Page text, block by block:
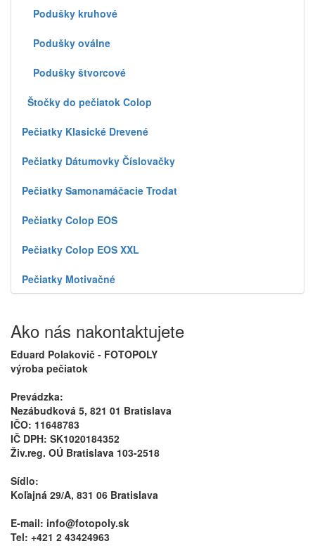
Podušky kruhové
Podušky oválne
Podušky štvorcové
Štočky do pečiatok Colop
Pečiatky Klasické Drevené
Pečiatky Dátumovky Číslovačky
Pečiatky Samonamáčacie Trodat
Pečiatky Colop EOS
Pečiatky Colop EOS XXL
Pečiatky Motivačné
Ako nás nakontaktujete
Eduard Polakovič - FOTOPOLY
výroba pečiatok
Prevádzka:
Nezábudková 5, 821 01 Bratislava
IČO: 11648783
IČ DPH: SK1020184352
Živ.reg. OÚ Bratislava 103-2518
Sídlo:
Koľajná 29/A, 831 06 Bratislava
E-mail: info@fotopoly.sk
Tel: +421 2 43424963